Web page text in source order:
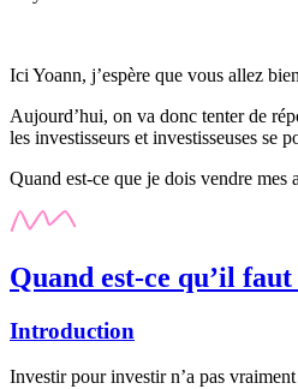
Ici Yoann, j’espère que vous allez
Aujourd’hui, on va donc tenter de
les investisseurs et investisseuses se
Quand est-ce que je dois vendre mes
Quand est-ce qu’il
Introduction
Investir pour investir n’a pas vraiment